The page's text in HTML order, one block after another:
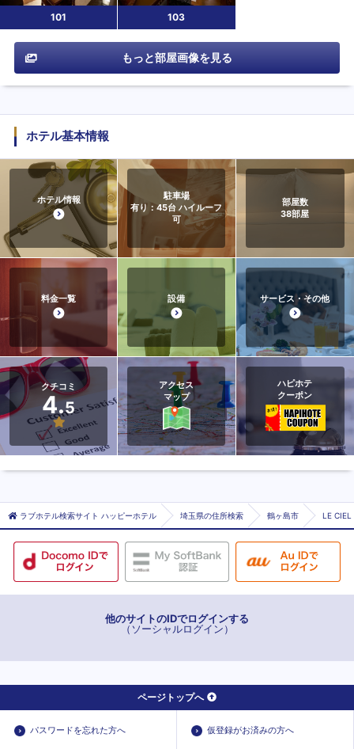
101 103
もっと部屋画像を見る
ホテル基本情報
ホテル情報
駐車場
有り：45台 ハイルーフ
可
部屋数
38部屋
料金一覧 設備 サービス・その他
クチコミ
4.5
アクセス
マップ
ハピホテ
クーポン
ラブホテル検索サイト ハッピーホテル 埼玉県の住所検索 鶴ヶ島市 LE CIEL
他のサイトのIDでログインする
（ソーシャルログイン）
ページトップへ
パスワードを忘れた方へ 仮登録がお済みの方へ